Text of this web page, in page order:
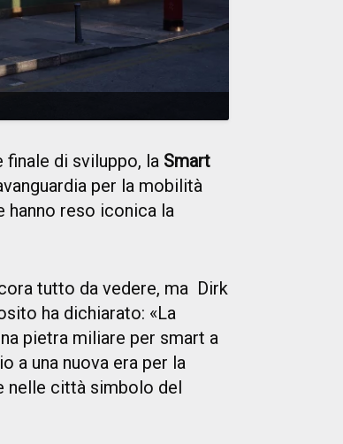
finale di sviluppo, la Smart
per la mobilità
hanno reso iconica la
tutto da vedere, ma Dirk
ha dichiarato: «La
pietra miliare per smart a
a una nuova era per la
nelle città simbolo del